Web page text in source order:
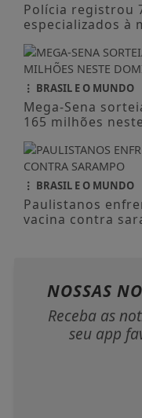
Polícia registrou
especializados à
BRASIL E O MUNDO
Mega-Sena
165 milhões
BRASIL E O MUNDO
Paulistanos
vacina contra
NOSSAS
Receba as
seu app